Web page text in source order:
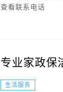
查看联系电话
专业家政保
生活服务